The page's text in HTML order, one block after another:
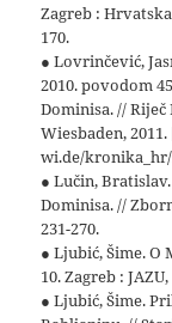
Zagreb :
170.
● Lovrinčević,
2010. povodom
Dominisa. //
Wiesbaden,
wi.de/kronika_hr/
● Lučin,
Dominisa. //
231-270.
● Ljubić, Šime. O
10. Zagreb :
● Ljubić, Šime.